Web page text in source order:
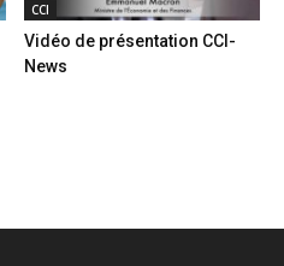
CCI
Vidéo de présentation CCI-
News